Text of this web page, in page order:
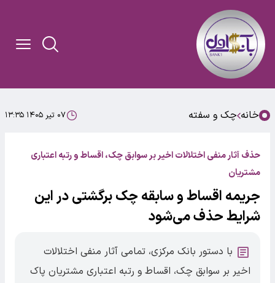
خانه چک و سفته ۰۷ تیر ۱۴۰۵ ۱۳:۳۵
حذف آثار منفی اختلالات اخیر بر سوابق چک، اقساط و رتبه اعتباری
مشتریان
جریمه اقساط و سابقه چک برگشتی در این
شرایط حذف می‌شود
با دستور بانک مرکزی، تمامی آثار منفی اختلالات
اخیر بر سوابق چک، اقساط و رتبه اعتباری مشتریان پاک